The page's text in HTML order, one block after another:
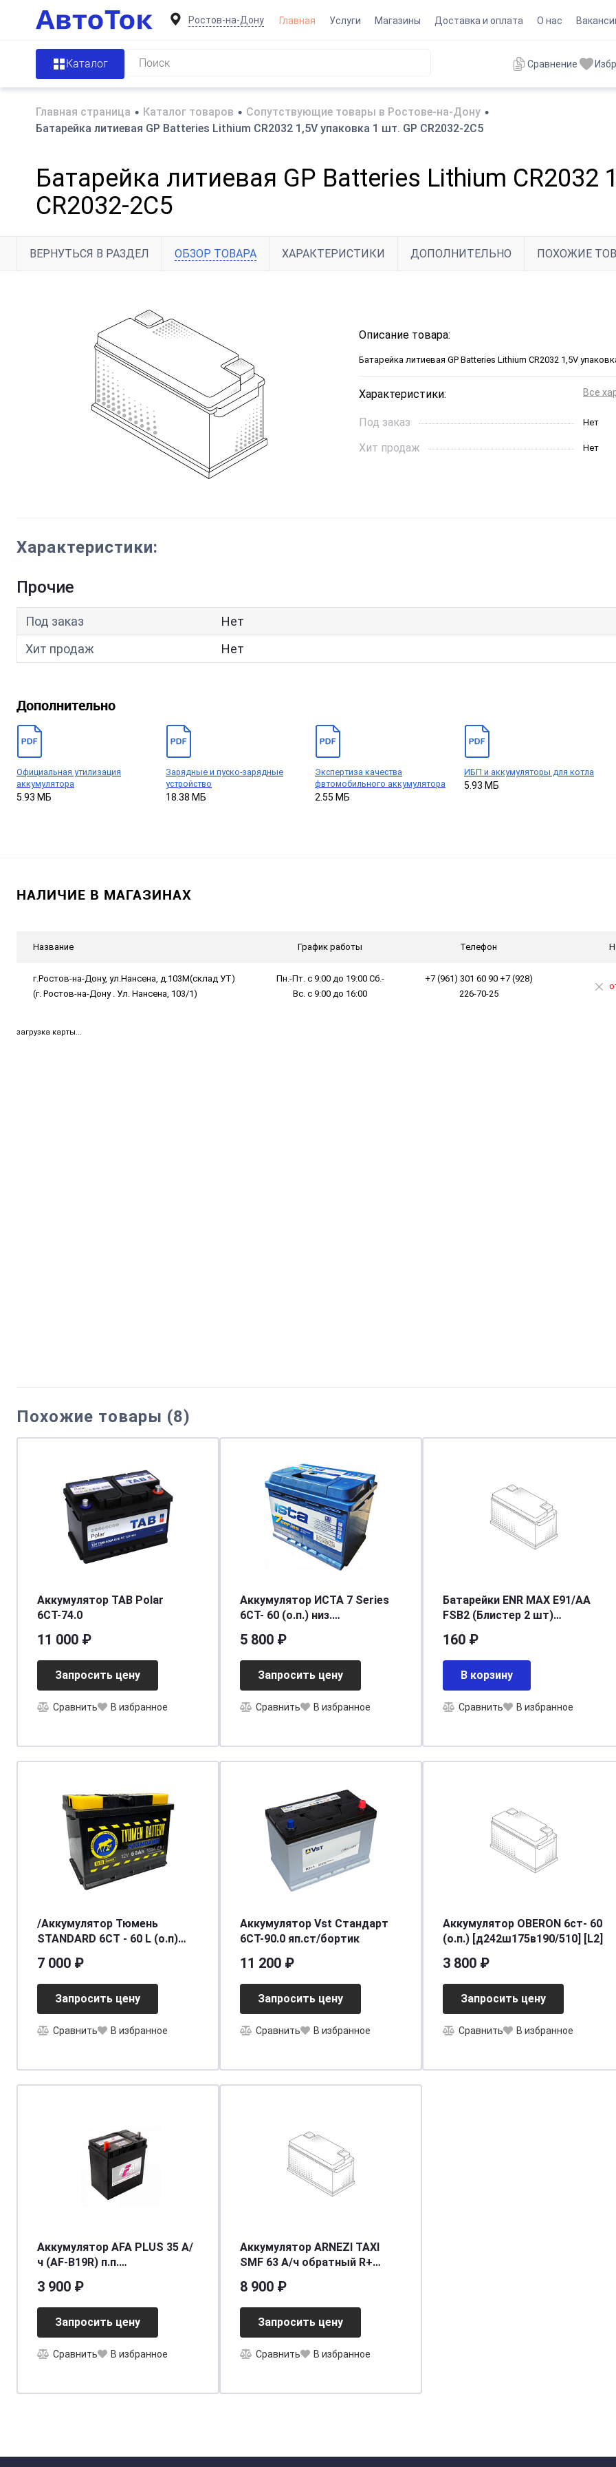
Ростов-на-Дону Главная Услуги Магазины Доставка и оплата О нас
Каталог Сравнение
Главная страница • Каталог товаров • Сопутствующие товары в Ростове-на-Дону •
Батарейка литиевая GP Batteries Lithium CR2032 1,5V упаковка 1 шт. GP CR2032-2C5
Батарейка литиевая GP Batteries Lithium CR2032
CR2032-2C5
ВЕРНУТЬСЯ В РАЗДЕЛ ОБЗОР ТОВАРА ХАРАКТЕРИСТИКИ ДОПОЛНИТЕЛЬНО ПОХОЖИЕ
Описание товара:
Батарейка литиевая GP Batteries Lithium CR2032 1,5V
Характеристики: Все
Под заказ Нет
Хит продаж Нет
Характеристики:
Прочие
Под заказ
Нет
Хит продаж
Нет
Дополнительно
Официальная утилизация
аккумулятора
5.93 МБ
Зарядные и пуско-зарядные
устройство
18.38 МБ
Экспертиза качества
фвтомобильного аккумулятора
2.55 МБ
ИБП и аккумуляторы для котла
5.93 МБ
НАЛИЧИЕ В МАГАЗИНАХ
Название График работы Телефон
г.Ростов-на-Дону, ул.Нансена, д.103М(склад УТ)
(г. Ростов-на-Дону . Ул. Нансена, 103/1)
Пн.-Пт. с 9:00 до 19:00 Сб.-
Вс. с 9:00 до 16:00
+7 (961) 301 60 90 +7 (928)
226-70-25
загрузка карты...
Похожие товары (8)
Аккумулятор TAB Polar
6СТ-74.0
11 000 ₽
Запросить цену
Сравнить В избранное
Аккумулятор ИСТА 7 Series
6СТ- 60 (о.п.) низ.
5 800 ₽
Запросить цену
Сравнить В избранное
Батарейки ENR MAX E91/AA
FSB2 (Блистер 2 шт)
160 ₽
В корзину
Сравнить В избранное
/Аккумулятор Тюмень
STANDARD 6СТ - 60 L (о.п)
7 000 ₽
Запросить цену
Сравнить В избранное
Аккумулятор Vst Стандарт
6СТ-90.0 яп.ст/бортик
11 200 ₽
Запросить цену
Сравнить В избранное
Аккумулятор OBERON 6ст- 60
(о.п.) [д242ш175в190/510] [L2]
3 800 ₽
Запросить цену
Сравнить В избранное
Аккумулятор AFA PLUS 35 А/
ч (AF-B19R) п.п.
3 900 ₽
Запросить цену
Сравнить В избранное
Аккумулятор ARNEZI TAXI
SMF 63 А/ч обратный R+
8 900 ₽
Запросить цену
Сравнить В избранное